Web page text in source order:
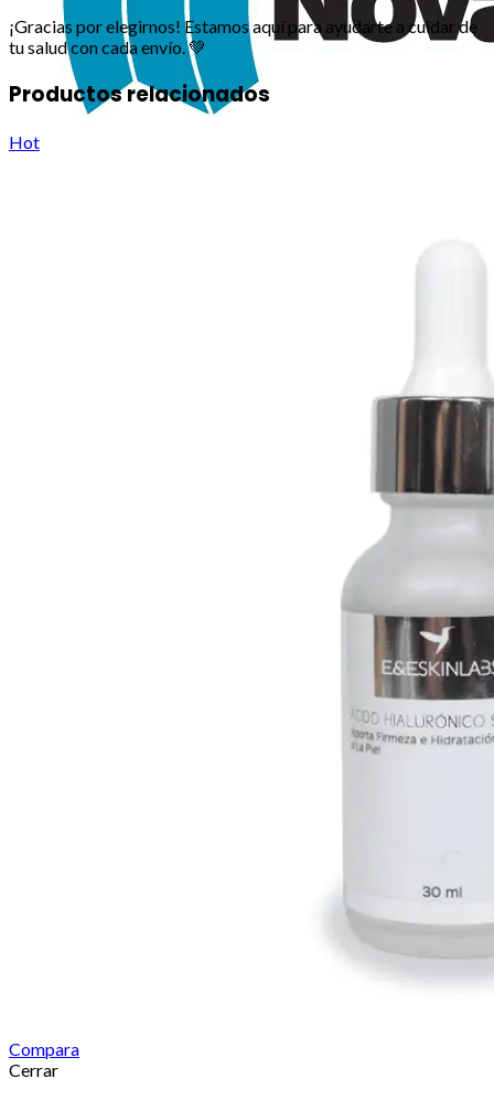
¡Gracias por elegirnos! Estamos aquí para ayudarte a cuidar de
tu salud con cada envío. 💚
Productos relacionados
Hot
Compara
Cerrar